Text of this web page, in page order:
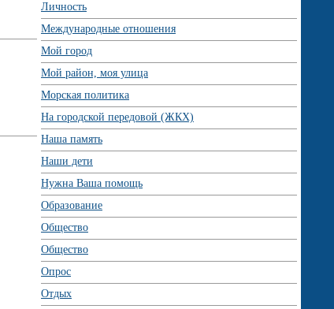
Личность
Международные отношения
Мой город
Мой район, моя улица
Морская политика
На городской передовой (ЖКХ)
Наша память
Наши дети
Нужна Ваша помощь
Образование
Общество
Общество
Опрос
Отдых